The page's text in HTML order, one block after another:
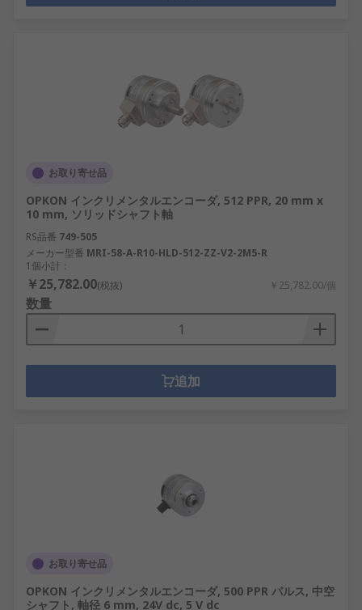
お取り寄せ品
OPKON インクリメンタルエンコーダ, 512 PPR, 20 mm x
10 mm, ソリッドシャフト軸
RS品番 749-505
メーカー型番 MRI-58-A-R10-HLD-512-ZZ-V2-2M5-R
1個小計：
￥25,782.00(税抜) ￥25,782.00/個
数量
追加
お取り寄せ品
OPKON インクリメンタルエンコーダ, 500 PPR パルス, 中空
シャフト, 軸径 6 mm, 24V dc, 5 V dc